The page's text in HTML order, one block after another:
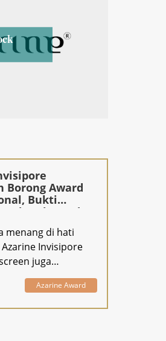
Borong Award
Bukti
Ambassador
menang di hati
Azarine Invisipore
juga
hati jur
Azarine Award